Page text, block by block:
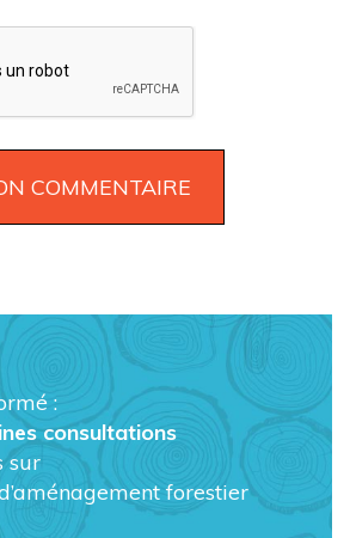
:
consultations
sur
forestier